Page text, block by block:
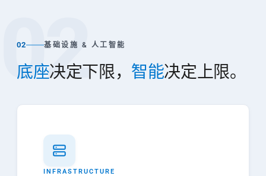
02
02 基础设施 & 人工智能
底座决定下限， 智能决定上限。
INFRASTRUCTURE